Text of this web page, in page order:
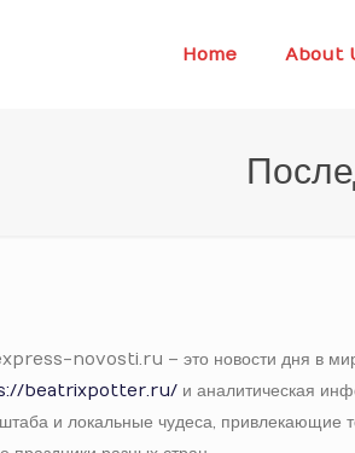
Home About
novosti.ru – это новости дня в
beatrixpotter.ru/ и аналитическая
и локальные чудеса, привлекающие